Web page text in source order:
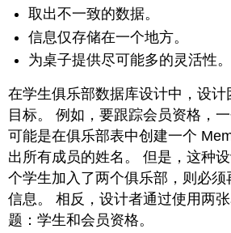
取出不一致的数据。
信息仅存储在一个地方。
为桌子提供尽可能多的灵活性。
在学生俱乐部数据库设计中，设
目标。 例如，要跟踪会员资格，
可能是在俱乐部表中创建一个
出所有成员的姓名。 但是，这种
个学生加入了两个俱乐部，则必
信息。 相反，设计者通过使用两
题：学生和会员资格。